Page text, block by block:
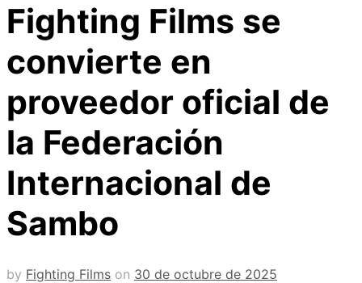
Fighting Films se
convierte en
proveedor oficial de
la Federación
Internacional de
Sambo
by Fighting Films on 30 de octubre de 2025